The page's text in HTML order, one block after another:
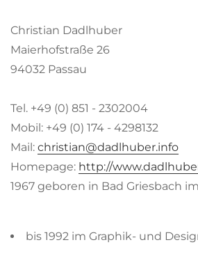
Christian Dadlhuber
Maierhofstraße 26
94032 Passau
Tel. +49 (0) 851 - 2302004
Mobil: +49 (0) 174 - 4298132
Mail: christian@dadlhuber.info
Homepage: http://
1967 geboren in Bad Griesbach
bis 1992 im Graphik- und